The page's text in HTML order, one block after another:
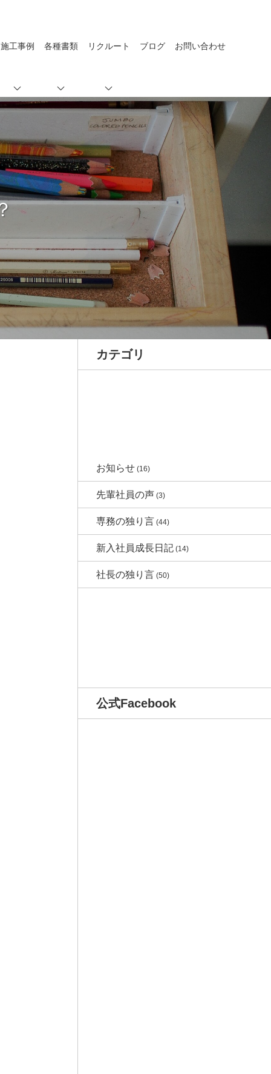
施工事例 各種書類 リクルート ブログ お問い合わせ
カテゴリ
お知らせ (16)
先輩社員の声 (3)
専務の独り言 (44)
新入社員成長日記 (14)
社長の独り言 (50)
公式Facebook